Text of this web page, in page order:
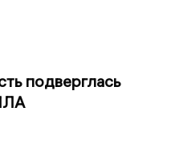
подверглась